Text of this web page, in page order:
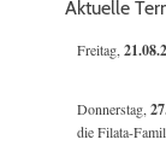
Aktuelle
Freitag,
Donnerstag,
die Filata-